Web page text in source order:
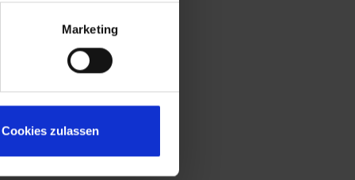
Marketing
Cookies zulassen